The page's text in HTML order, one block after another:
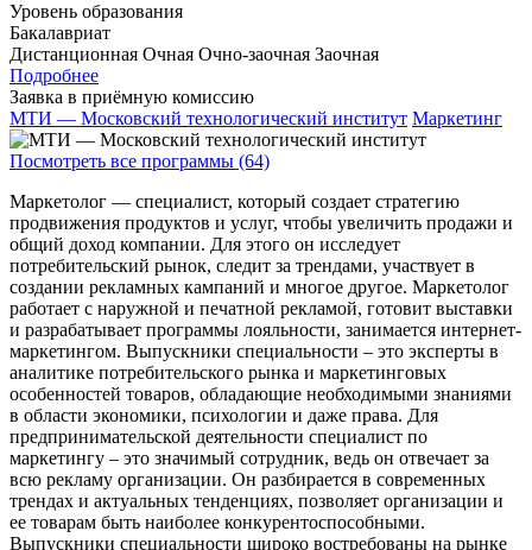
Уровень образования
Бакалавриат
Дистанционная Очная Очно-заочная Заочная
Подробнее
Заявка в приёмную комиссию
МТИ — Московский технологический институт Маркетинг
Посмотреть все программы (64)
Маркетолог — специалист, который создает стратегию
продвижения продуктов и услуг, чтобы увеличить продажи и
общий доход компании. Для этого он исследует
потребительский рынок, следит за трендами, участвует в
создании рекламных кампаний и многое другое. Маркетолог
работает с наружной и печатной рекламой, готовит выставки
и разрабатывает программы лояльности, занимается интернет-
маркетингом. Выпускники специальности – это эксперты в
аналитике потребительского рынка и маркетинговых
особенностей товаров, обладающие необходимыми знаниями
в области экономики, психологии и даже права. Для
предпринимательской деятельности специалист по
маркетингу – это значимый сотрудник, ведь он отвечает за
всю рекламу организации. Он разбирается в современных
трендах и актуальных тенденциях, позволяет организации и
ее товарам быть наиболее конкурентоспособными.
Выпускники специальности широко востребованы на рынке